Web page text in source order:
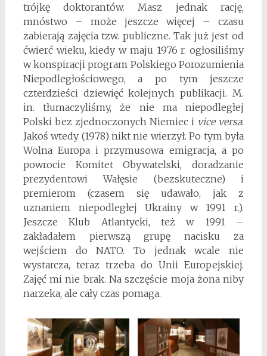
trójkę doktorantów. Masz jednak rację,
mnóstwo – może jeszcze więcej – czasu
zabierają zajęcia tzw. publiczne. Tak już jest od
ćwierć wieku, kiedy w maju 1976 r. ogłosiliśmy
w konspiracji program Polskiego Porozumienia
Niepodległościowego, a po tym jeszcze
czterdzieści dziewięć kolejnych publikacji. M.
in. tłumaczyliśmy, że nie ma niepodległej
Polski bez zjednoczonych Niemiec i vice versa.
Jakoś wtedy (1978) nikt nie wierzył. Po tym była
Wolna Europa i przymusowa emigracja, a po
powrocie Komitet Obywatelski, doradzanie
prezydentowi Wałęsie (bezskuteczne) i
premierom (czasem się udawało, jak z
uznaniem niepodległej Ukrainy w 1991 r.).
Jeszcze Klub Atlantycki, też w 1991 –
zakładałem pierwszą grupę nacisku za
wejściem do NATO. To jednak wcale nie
wystarcza, teraz trzeba do Unii Europejskiej.
Zajęć mi nie brak. Na szczęście moja żona niby
narzeka, ale cały czas pomaga.